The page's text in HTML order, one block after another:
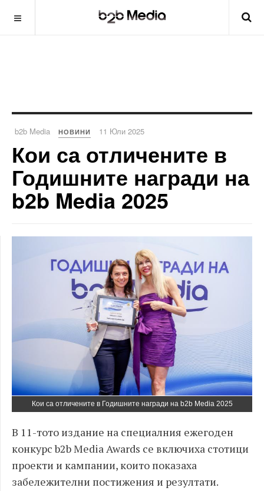
b2b Media НОВИНИ 11 Юли 2025
Кои са отличените в
Годишните награди на
b2b Media 2025
Кои са отличените в Годишните награди на b2b Media 2025
В 11-тото издание на специалния ежегоден
конкурс b2b Media Awards се включиха стотици
проекти и кампании, които показаха
забележителни постижения и резултати.